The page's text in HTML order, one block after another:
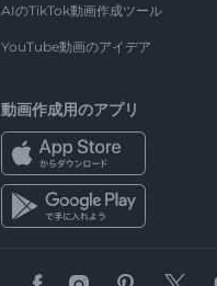
AIのTikTok動画作成ツール
YouTube動画のアイデア
動画作成用のアプリ